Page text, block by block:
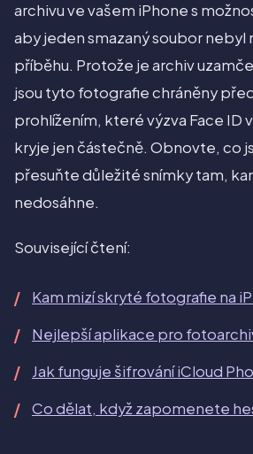
archivu ve vašem iPhone s
aby jeden smazaný soubor nebyl
příběhu. Protože je archiv
jsou tyto fotografie chráněny
prohlížením, které výzva Face ID
kryje jen částečně. Obnovte, co
přesuňte důležité snímky tam,
nedosáhne.
Související čtení:
Kam mizí skryté fotografie na
Nejlepší aplikace pro
Jak funguje šifrování iCloud
Co dělat, když zapomenete